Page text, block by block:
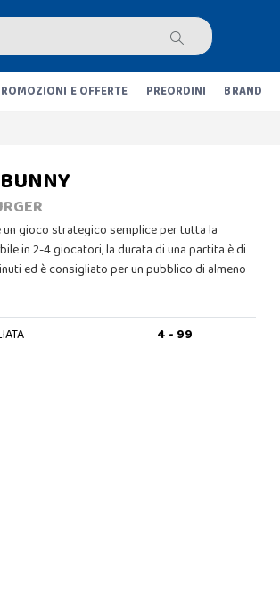
E OFFERTE PREORDINI BRAND
un gioco strategico semplice per tutta la
in 2-4 giocatori, la durata di una partita è di
ed è consigliato per un pubblico di almeno
4 - 99